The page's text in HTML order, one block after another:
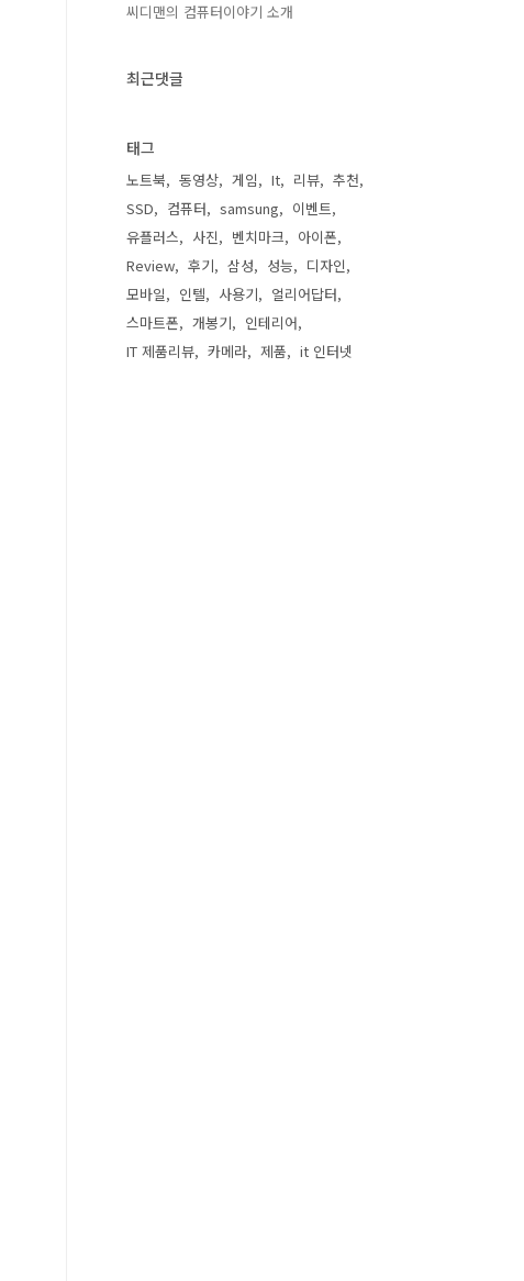
씨디맨의 컴퓨터이야기 소개
최근댓글
태그
노트북 동영상 게임 It 리뷰
추천
SSD
컴퓨터 samsung
이벤트
유플러스
사진 벤치마크
아이폰
Review
후기 삼성 성능
디자인
모바일
인텔 사용기
얼리어답터
스마트폰
개봉기
인테리어
IT 제품리뷰
카메라 제품 it 인터넷